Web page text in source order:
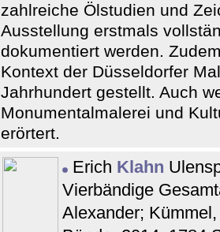
zahlreiche Ölstudien und
Ausstellung erstmals
dokumentiert werden.
Kontext der Düsseldorfer
Jahrhundert gestellt. Auch
Monumentalmalerei und
erörtert.
Erich Klahn
Vierbändige
Alexander;